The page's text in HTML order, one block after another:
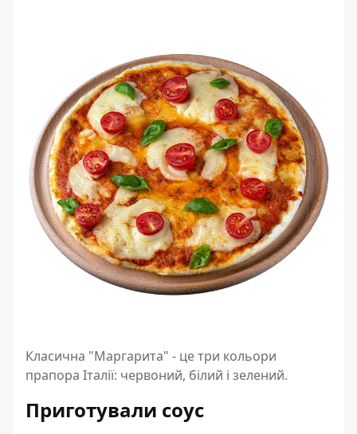
Класична "Маргарита" - це три кольори
прапора Італії: червоний, білий і зелений.
Приготували соус